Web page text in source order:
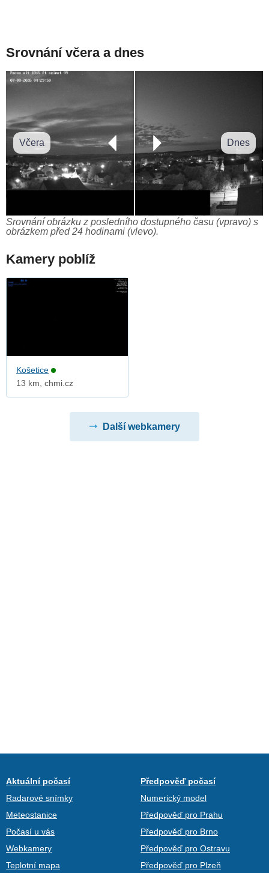
Srovnání včera a dnes
Včera Dnes
Srovnání obrázku z posledního dostupného času (vpravo) s
obrázkem před 24 hodinami (vlevo).
Kamery poblíž
Košetice
13 km, chmi.cz
Další webkamery
Aktuální počasí
Radarové snímky
Meteostanice
Počasí u vás
Webkamery
Teplotní mapa
Předpověď počasí
Numerický model
Předpověď pro Prahu
Předpověď pro Brno
Předpověď pro Ostravu
Předpověď pro Plzeň